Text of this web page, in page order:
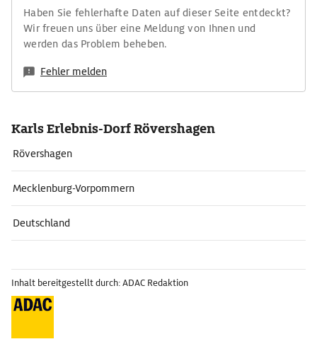
Haben Sie fehlerhafte Daten auf dieser Seite entdeckt?
Wir freuen uns über eine Meldung von Ihnen und
werden das Problem beheben.
Fehler melden
Karls Erlebnis-Dorf Rövershagen
Rövershagen
Mecklenburg-Vorpommern
Deutschland
Inhalt bereitgestellt durch: ADAC Redaktion